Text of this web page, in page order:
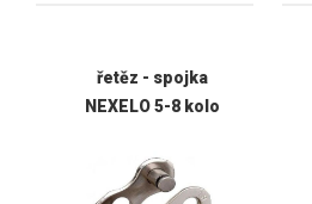
řetěz - spojka
NEXELO 5-8 kolo